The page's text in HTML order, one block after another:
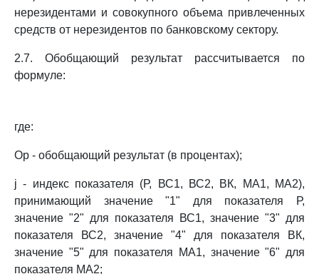
нерезидентами и совокупного объема привлеченных
средств от нерезидентов по банковскому сектору.
2.7. Обобщающий результат рассчитывается по
формуле:
где:
Ор - обобщающий результат (в процентах);
j - индекс показателя (Р, ВС1, ВС2, ВК, МА1, МА2),
принимающий значение "1" для показателя Р,
значение "2" для показателя ВС1, значение "3" для
показателя ВС2, значение "4" для показателя ВК,
значение "5" для показателя МА1, значение "6" для
показателя МА2;